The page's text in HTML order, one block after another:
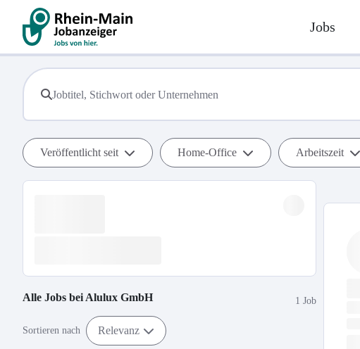
Jobs
Veröffentlicht seit Home-Office Arbeitszeit
Alle Jobs bei Alulux GmbH 1 Job
Sortieren nach Relevanz